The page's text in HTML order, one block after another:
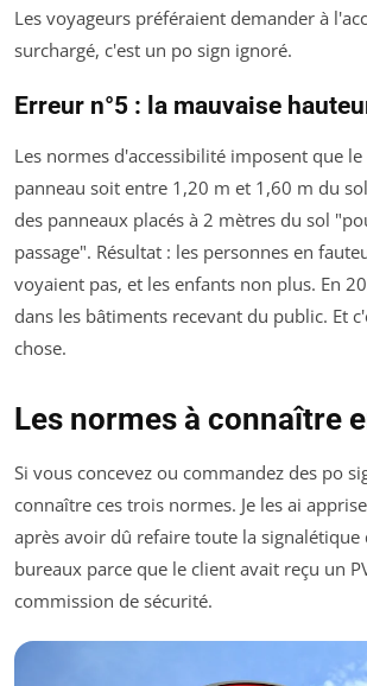
Les voyageurs préféraient demander à
surchargé, c'est un po sign ignoré.
Erreur n°5 : la mauvaise
Les normes d'accessibilité imposent que
panneau soit entre 1,20 m et 1,60 m du
des panneaux placés à 2 mètres du sol
passage". Résultat : les personnes en
voyaient pas, et les enfants non plus. En
dans les bâtiments recevant du public. Et
chose.
Les normes à connaître
Si vous concevez ou commandez des po
connaître ces trois normes. Je les ai
après avoir dû refaire toute la
bureaux parce que le client avait reçu un
commission de sécurité.